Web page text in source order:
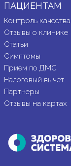
ПАЦИЕНТАМ
Контроль качества
Отзывы о клинике
Статьи
Симптомы
Прием по ДМС
Налоговый вычет
Партнеры
Отзывы на картах